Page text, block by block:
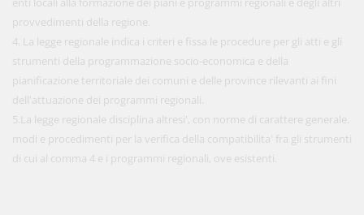
provvedimenti della regione.
4. La legge regionale indica i criteri e fissa le procedure per gli atti e gli
strumenti della programmazione socio-economica e della
pianificazione territoriale dei comuni e delle province rilevanti ai fini
dell'attuazione dei programmi regionali.
5.La legge regionale disciplina altresi', con norme di carattere generale.
modi e procedimenti per la verifica della compatibilita' fra gli strumenti
di cui al comma 4 e i programmi regionali, ove esistenti.